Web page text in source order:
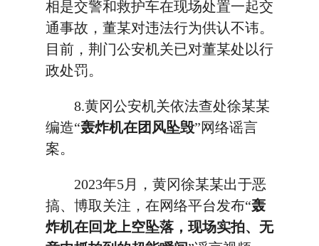
相是交警和救护车在现场处置一起交
通事故，董某对违法行为供认不讳。
目前，荆门公安机关已对董某处以行
政处罚。
8.黄冈公安机关依法查处徐某某
编造“轰炸机在团风坠毁”网络谣言
案。
2023年5月，黄冈徐某某出于恶
搞、博取关注，在网络平台发布“轰
炸机在回龙上空坠落，现场实拍、无